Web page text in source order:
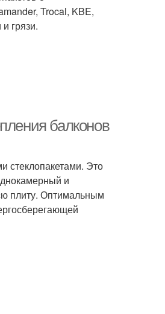
Trocal, KBE,
грязи.
балконов
стеклопакетами. Это
и
плиту. Оптимальным